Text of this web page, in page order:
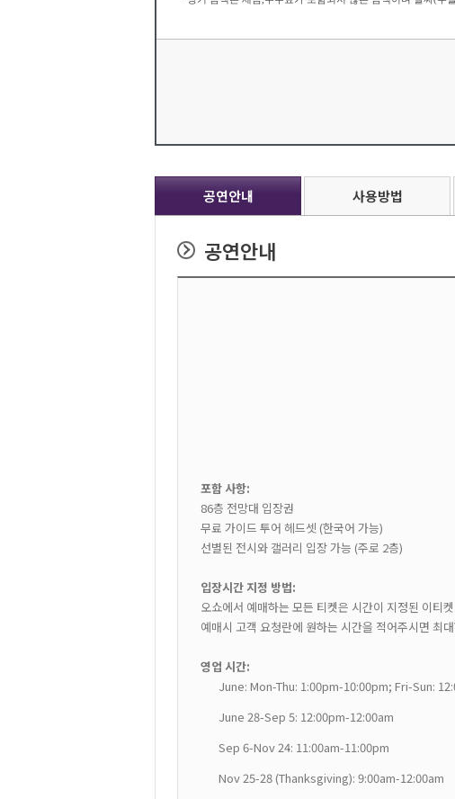
공연안내 사용방법
공연안내
포함 사항:
86층 전망대 입장권
무료 가이드 투어 헤드셋 (한국어 가능)
선별된 전시와 갤러리 입장 가능 (주로 2층)
입장시간 지정 방법:
오쇼에서 예매하는 모든 티켓은 시간이 지정된 이티
예매시 고객 요청란에 원하는 시간을 적어주시면 최
영업 시간:
June: Mon-Thu: 1:00pm-10:00pm; Fri-Sun:
June 28-Sep 5: 12:00pm-12:00am
Sep 6-Nov 24: 11:00am-11:00pm
Nov 25-28 (Thanksgiving): 9:00am-12:00am